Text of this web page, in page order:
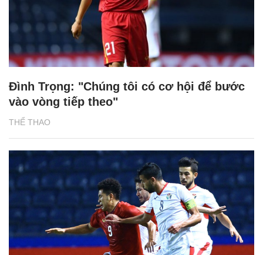
THỂ THAO
Đình Trọng: "Chúng tôi có cơ hội để bước
vào vòng tiếp theo"